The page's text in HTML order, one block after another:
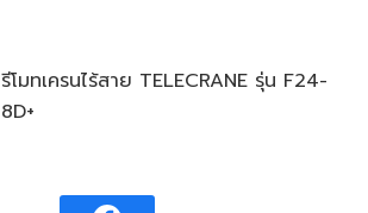
รีโมทเครนไร้สาย TELECRANE รุ่น F24-
8D+